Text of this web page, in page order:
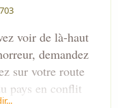
voir de là-haut
demandez
sur votre route
pays en conflit